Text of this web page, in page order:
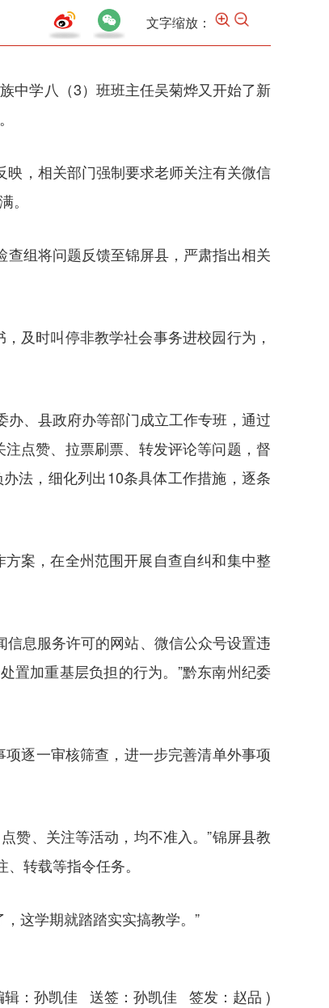
文字缩放：
中学八（3）班班主任吴菊烨又开始了新
，相关部门强制要求老师关注有关微信
。
查组将问题反馈至锦屏县，严肃指出相关
及时叫停非教学社会事务进校园行为，
办、县政府办等部门成立工作专班，通过
点赞、拉票刷票、转发评论等问题，督
法，细化列出10条具体工作措施，逐条
案，在全州范围开展自查自纠和集中整
息服务许可的网站、微信公众号设置违
置加重基层负担的行为。”黔东南州纪委
逐一审核筛查，进一步完善清单外事项
赞、关注等活动，均不准入。”锦屏县教
转载等指令任务。
这学期就踏踏实实搞教学。”
辑：孙凯佳 送签：孙凯佳 签发：赵品 )